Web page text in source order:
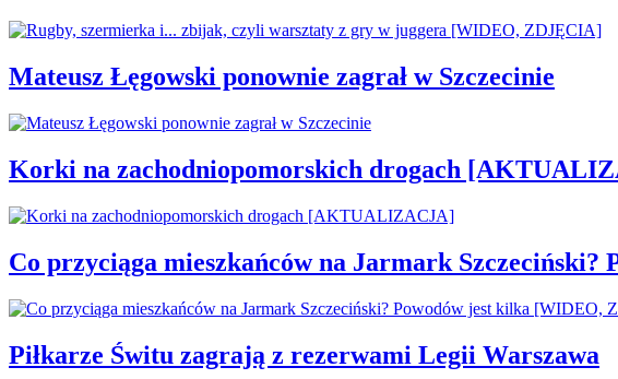
Mateusz Łęgowski ponownie zagrał w Szczecinie
Korki na zachodniopomorskich drogach
Co przyciąga mieszkańców na Jarmark
Piłkarze Świtu zagrają z rezerwami Legii Warszawa